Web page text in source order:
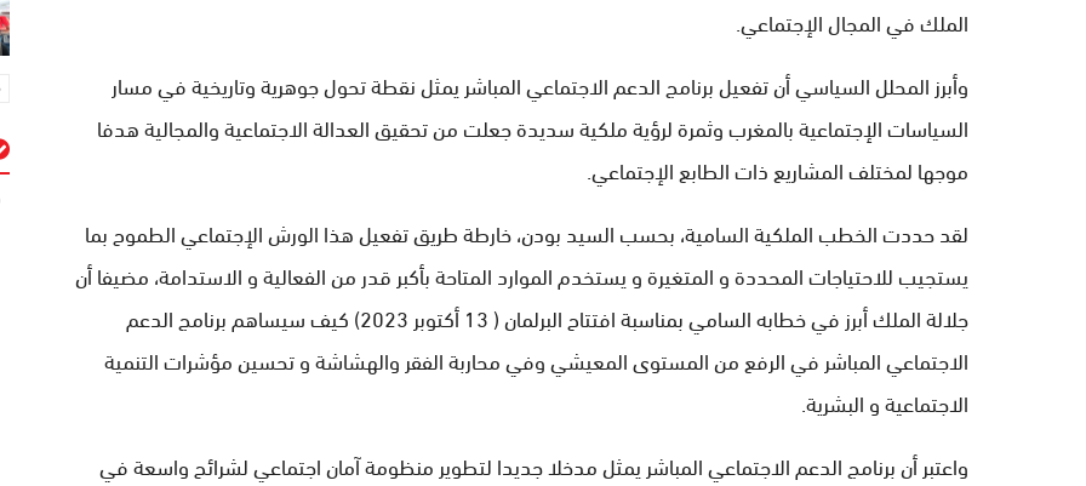
الملك في المجال الإجتماعي.
وأبرز المحلل السياسي أن تفعيل برنامج الدعم الاجتماعي المباشر يمثل نقطة تحول جوهرية وتاريخية في مسار
السياسات الإجتماعية بالمغرب وثمرة لرؤية ملكية سديدة جعلت من تحقيق العدالة الاجتماعية والمجالية هدفا
موجها لمختلف المشاريع ذات الطابع الإجتماعي.
لقد حددت الخطب الملكية السامية، بحسب السيد بودن، خارطة طريق تفعيل هذا الورش الإجتماعي الطموح بما
يستجيب للاحتياجات المحددة و المتغيرة و يستخدم الموارد المتاحة بأكبر قدر من الفعالية و الاستدامة، مضيفا أن
جلالة الملك أبرز في خطابه السامي بمناسبة افتتاح البرلمان ( 13 أكتوبر 2023) كيف سيساهم برنامج الدعم
الاجتماعي المباشر في الرفع من المستوى المعيشي وفي محاربة الفقر والهشاشة و تحسين مؤشرات التنمية
الاجتماعية و البشرية.
واعتبر أن برنامج الدعم الاجتماعي المباشر يمثل مدخلا جديدا لتطوير منظومة آمان اجتماعي لشرائح واسعة في